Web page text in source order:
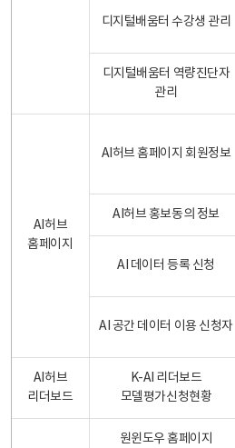
디지털배움터 수강생 관리
디지털배움터 역량진단자
관리
AI허브
홈페이지
AI허브 홈페이지 회원정보
AI허브 홍보동의 정보
AI 데이터 등록 신청
AI 공간 데이터 이용 신청자
AI허브
리더보드
K-AI 리더보드
모델평가신청현황
원윈도우 홈페이지